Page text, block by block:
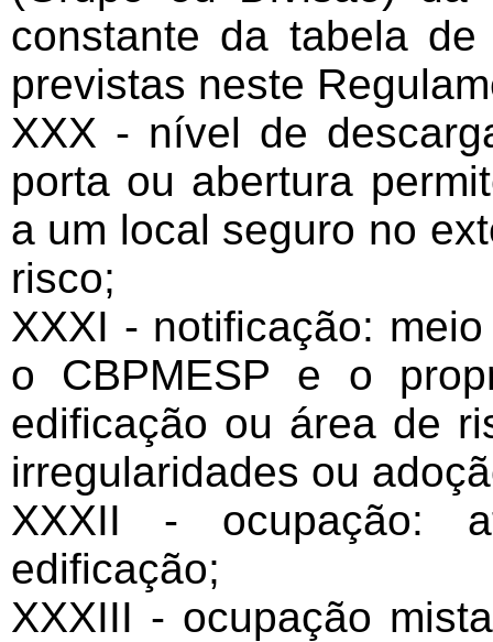
constante da tabela
previstas neste
XXX - nível de
porta ou abertura
a um local seguro no
risco;
XXXI - notificação:
o CBPMESP e o
edificação ou área de
irregularidades ou
XXXII - ocupação:
edificação;
XXXIII - ocupação